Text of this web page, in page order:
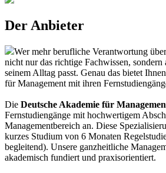
Der Anbieter
Wer mehr berufliche Verantwortung
nicht nur das richtige Fachwissen,
seinem Alltag passt. Genau das bietet
für Management mit ihren
Die Deutsche Akademie für
Fernstudiengänge mit hochwertigem
Managementbereich an. Diese
kurzes Studium von 6 Monaten
begleitend). Unsere ganzheitliche
akademisch fundiert und praxisorientiert.